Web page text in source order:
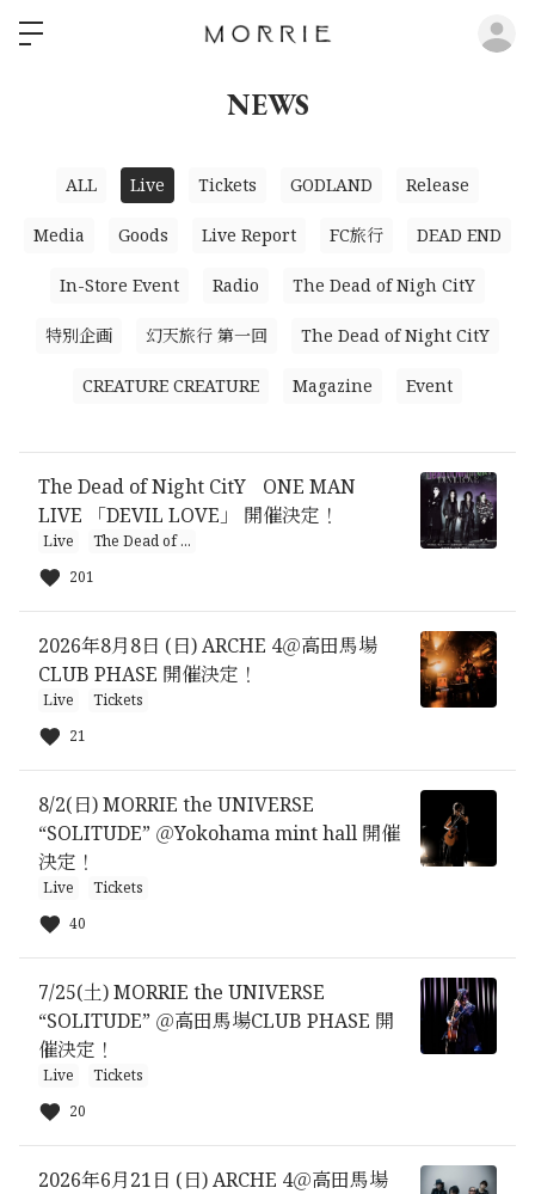
NEWS
ALL Live Tickets GODLAND Release
Media Goods Live Report FC旅行 DEAD END
In-Store Event Radio The Dead of Nigh CitY
特別企画 幻天旅行 第一回 The Dead of Night CitY
CREATURE CREATURE Magazine Event
The Dead of Night CitY ONE MAN
LIVE 「DEVIL LOVE」 開催決定！
Live
The Dead of ...
201
2026年8月8日 (日) ARCHE 4＠高田馬場
CLUB PHASE 開催決定！
Live
Tickets
21
8/2(日) MORRIE the UNIVERSE
“SOLITUDE” ＠Yokohama mint hall 開催
決定！
Live
Tickets
40
7/25(土) MORRIE the UNIVERSE
“SOLITUDE” ＠高田馬場CLUB PHASE 開
催決定！
Live
Tickets
20
2026年6月21日 (日) ARCHE 4＠高田馬場